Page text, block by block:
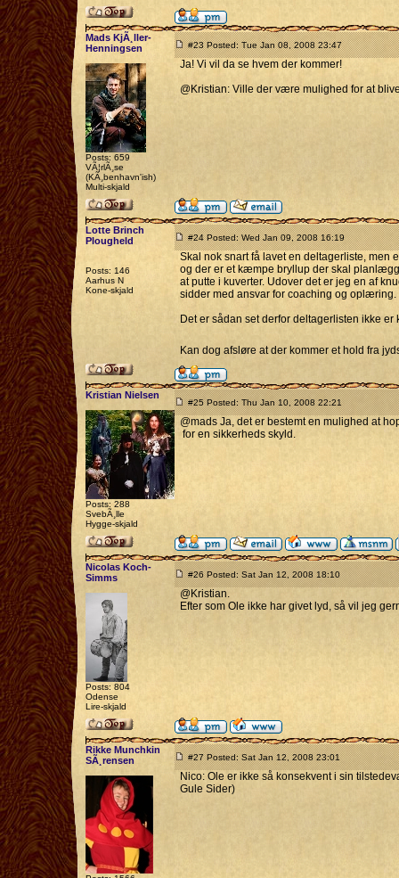
Mads KjÃ¸ller-
Henningsen
Posts: 659
VÃ¦rlÃ¸se
(KÃ¸benhavn'ish)
Multi-skjald
#23 Posted: Tue Jan 08, 2008 23:47
Ja! Vi vil da se hvem der kommer!
@Kristian: Ville der være mulighed for at
Lotte Brinch
Plougheld
Posts: 146
Aarhus N
Kone-skjald
#24 Posted: Wed Jan 09, 2008 16:19
Skal nok snart få lavet en deltagerliste, men
og der er et kæmpe bryllup der skal
at putte i kuverter. Udover det er jeg en af
sidder med ansvar for coaching og oplæring.
Det er sådan set derfor deltagerlisten ikke er
Kan dog afsløre at der kommer et hold fra
Kristian Nielsen
Posts: 288
SvebÃ¸lle
Hygge-skjald
#25 Posted: Thu Jan 10, 2008 22:21
@mads Ja, det er bestemt en mulighed at
for en sikkerheds skyld.
Nicolas Koch-
Simms
Posts: 804
Odense
Lire-skjald
#26 Posted: Sat Jan 12, 2008 18:10
@Kristian.
Efter som Ole ikke har givet lyd, så vil jeg
Rikke Munchkin
SÃ¸rensen
#27 Posted: Sat Jan 12, 2008 23:01
Nico: Ole er ikke så konsekvent i sin
Gule Sider)